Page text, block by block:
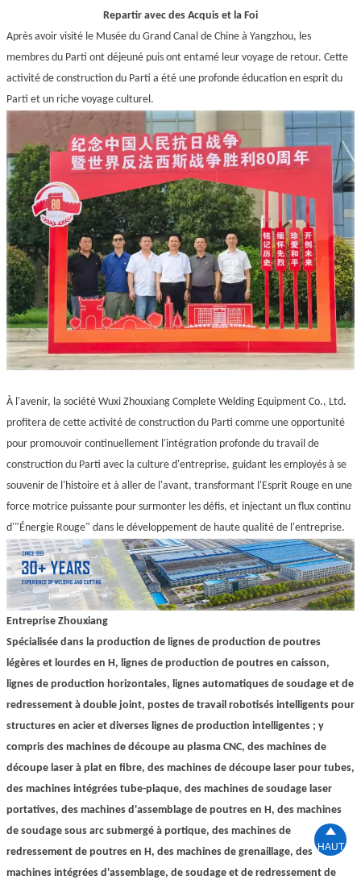
Repartir avec des Acquis et la Foi
Après avoir visité le Musée du Grand Canal de Chine à Yangzhou, les
membres du Parti ont déjeuné puis ont entamé leur voyage de retour. Cette
activité de construction du Parti a été une profonde éducation en esprit du
Parti et un riche voyage culturel.
À l'avenir, la société Wuxi Zhouxiang Complete Welding Equipment Co., Ltd.
profitera de cette activité de construction du Parti comme une opportunité
pour promouvoir continuellement l'intégration profonde du travail de
construction du Parti avec la culture d'entreprise, guidant les employés à se
souvenir de l'histoire et à aller de l'avant, transformant l'Esprit Rouge en une
force motrice puissante pour surmonter les défis, et injectant un flux continu
d'"Énergie Rouge" dans le développement de haute qualité de l'entreprise.
Entreprise Zhouxiang
Spécialisée dans la production de lignes de production de poutres
légères et lourdes en H, lignes de production de poutres en caisson,
lignes de production horizontales, lignes automatiques de soudage et de
redressement à double joint, postes de travail robotisés intelligents pour
structures en acier et diverses lignes de production intelligentes ; y
compris des machines de découpe au plasma CNC, des machines de
découpe laser à plat en fibre, des machines de découpe laser pour tubes,
des machines intégrées tube-plaque, des machines de soudage laser
portatives, des machines d'assemblage de poutres en H, des machines
de soudage sous arc submergé à portique, des machines de
redressement de poutres en H, des machines de grenaillage, des
machines intégrées d'assemblage, de soudage et de redressement de

HAUT